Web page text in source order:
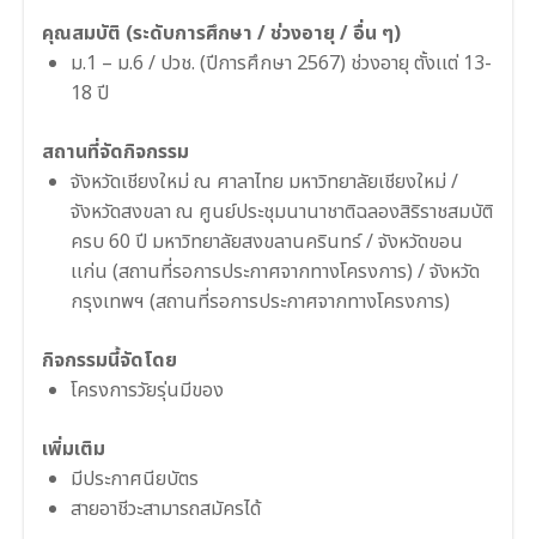
คุณสมบัติ (ระดับการศึกษา / ช่วงอายุ / อื่น ๆ)
ม.1 – ม.6 / ปวช. (ปีการศึกษา 2567) ช่วงอายุ ตั้งเเต่ 13-
18 ปี
สถานที่จัดกิจกรรม
จังหวัดเชียงใหม่ ณ ศาลาไทย มหาวิทยาลัยเชียงใหม่ /
จังหวัดสงขลา ณ ศูนย์ประชุมนานาชาติฉลองสิริราชสมบัติ
ครบ 60 ปี มหาวิทยาลัยสงขลานครินทร์ / จังหวัดขอน
เเก่น (สถานที่รอการประกาศจากทางโครงการ) / จังหวัด
กรุงเทพฯ (สถานที่รอการประกาศจากทางโครงการ)
กิจกรรมนี้จัดโดย
โครงการวัยรุ่นมีของ
เพิ่มเติม
มีประกาศนียบัตร
สายอาชีวะสามารถสมัครได้